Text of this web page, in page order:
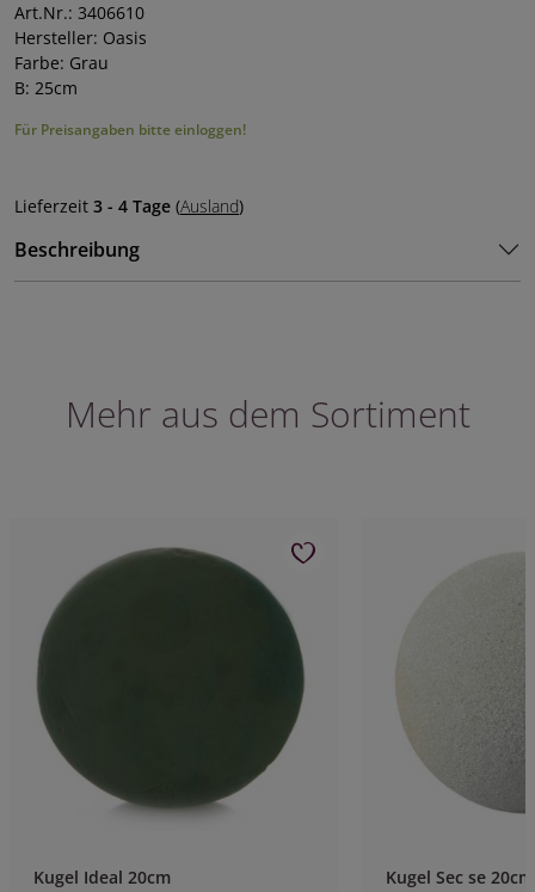
Art.Nr.: 3406610
Hersteller: Oasis
Farbe: Grau
B: 25cm
Für Preisangaben bitte einloggen!
Lieferzeit 3 - 4 Tage (Ausland)
Beschreibung
Mehr aus dem Sortiment
Kugel Ideal 20cm
Kugel Sec se 20cm